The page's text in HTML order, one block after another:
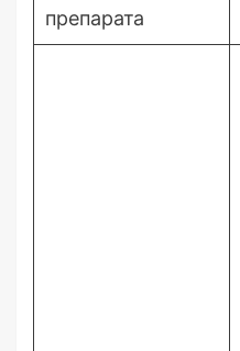
препарата